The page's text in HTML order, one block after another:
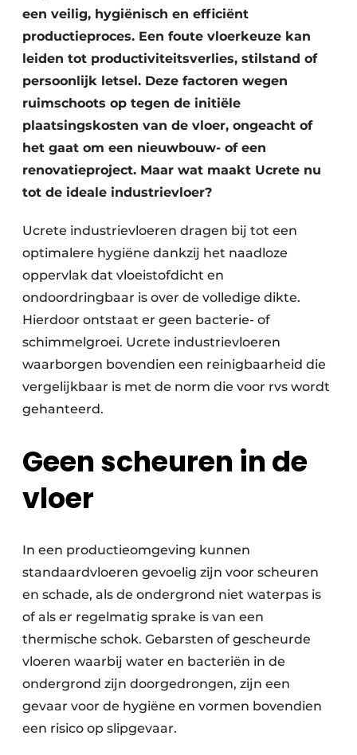
een veilig, hygiënisch en efficiënt
productieproces. Een foute vloerkeuze kan
leiden tot productiviteitsverlies, stilstand of
persoonlijk letsel. Deze factoren wegen
ruimschoots op tegen de initiële
plaatsingskosten van de vloer, ongeacht of
het gaat om een nieuwbouw- of een
renovatieproject. Maar wat maakt Ucrete nu
tot de ideale industrievloer?
Ucrete industrievloeren dragen bij tot een
optimalere hygiëne dankzij het naadloze
oppervlak dat vloeistofdicht en
ondoordringbaar is over de volledige dikte.
Hierdoor ontstaat er geen bacterie- of
schimmelgroei. Ucrete industrievloeren
waarborgen bovendien een reinigbaarheid die
vergelijkbaar is met de norm die voor rvs wordt
gehanteerd.
Geen scheuren in de
vloer
In een productieomgeving kunnen
standaardvloeren gevoelig zijn voor scheuren
en schade, als de ondergrond niet waterpas is
of als er regelmatig sprake is van een
thermische schok. Gebarsten of gescheurde
vloeren waarbij water en bacteriën in de
ondergrond zijn doorgedrongen, zijn een
gevaar voor de hygiëne en vormen bovendien
een risico op slipgevaar.